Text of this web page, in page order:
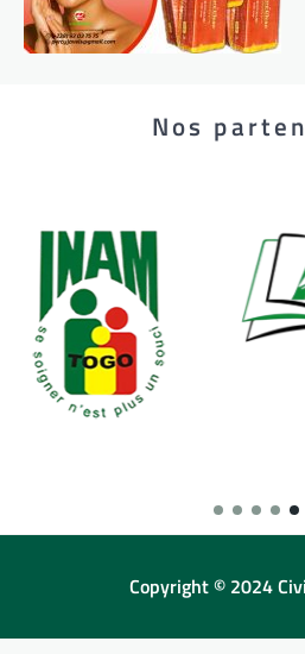
Nos
Copyright © 2024